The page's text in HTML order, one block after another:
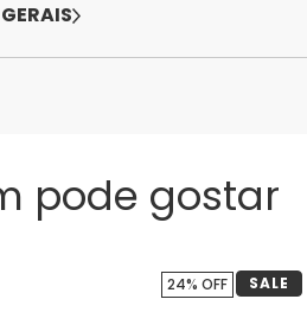
GERAIS
pode gostar
24% OFF SALE